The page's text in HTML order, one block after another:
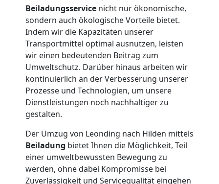
Beiladungsservice nicht nur ökonomische,
sondern auch ökologische Vorteile bietet.
Indem wir die Kapazitäten unserer
Transportmittel optimal ausnutzen, leisten
wir einen bedeutenden Beitrag zum
Umweltschutz. Darüber hinaus arbeiten wir
kontinuierlich an der Verbesserung unserer
Prozesse und Technologien, um unsere
Dienstleistungen noch nachhaltiger zu
gestalten.
Der Umzug von Leonding nach Hilden mittels
Beiladung bietet Ihnen die Möglichkeit, Teil
einer umweltbewussten Bewegung zu
werden, ohne dabei Kompromisse bei
Zuverlässigkeit und Servicequalität eingehen
Leonding
Umzug
für
Senioren